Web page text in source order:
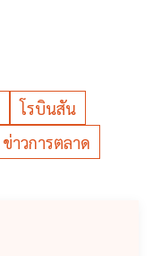
โรบินสัน
ข่าวการตลาด